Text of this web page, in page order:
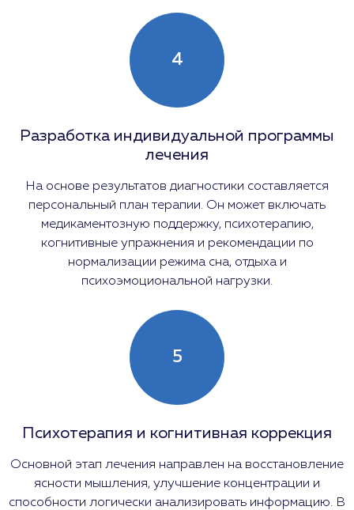
4
Разработка индивидуальной программы
лечения
На основе результатов диагностики составляется
персональный план терапии. Он может включать
медикаментозную поддержку, психотерапию,
когнитивные упражнения и рекомендации по
нормализации режима сна, отдыха и
психоэмоциональной нагрузки.
5
Психотерапия и когнитивная коррекция
Основной этап лечения направлен на восстановление
ясности мышления, улучшение концентрации и
способности логически анализировать информацию. В